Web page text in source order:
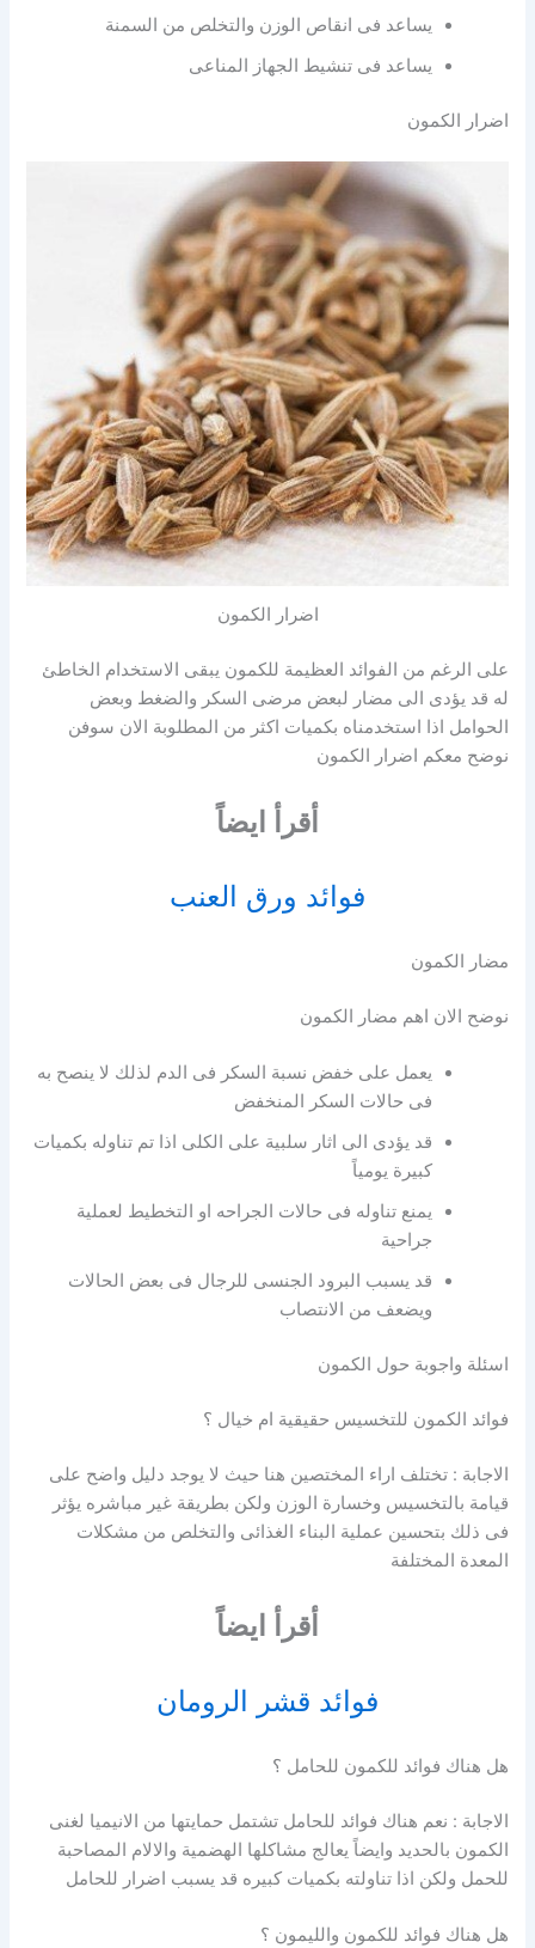
يساعد فى انقاص الوزن والتخلص من السمنة
يساعد فى تنشيط الجهاز المناعى
اضرار الكمون
اضرار الكمون
على الرغم من الفوائد العظيمة للكمون يبقى الاستخدام الخاطئ
له قد يؤدى الى مضار لبعض مرضى السكر والضغط وبعض
الحوامل اذا استخدمناه بكميات اكثر من المطلوبة الان سوفن
نوضح معكم اضرار الكمون
أقرأ ايضاً
فوائد ورق العنب
مضار الكمون
نوضح الان اهم مضار الكمون
يعمل على خفض نسبة السكر فى الدم لذلك لا ينصح به
فى حالات السكر المنخفض
قد يؤدى الى اثار سلبية على الكلى اذا تم تناوله بكميات
كبيرة يومياً
يمنع تناوله فى حالات الجراحه او التخطيط لعملية
جراحية
قد يسبب البرود الجنسى للرجال فى بعض الحالات
ويضعف من الانتصاب
اسئلة واجوبة حول الكمون
فوائد الكمون للتخسيس حقيقية ام خيال ؟
الاجابة : تختلف اراء المختصين هنا حيث لا يوجد دليل واضح على
قيامة بالتخسيس وخسارة الوزن ولكن بطريقة غير مباشره يؤثر
فى ذلك بتحسين عملية البناء الغذائى والتخلص من مشكلات
المعدة المختلفة
أقرأ ايضاً
فوائد قشر الرومان
هل هناك فوائد للكمون للحامل ؟
الاجابة : نعم هناك فوائد للحامل تشتمل حمايتها من الانيميا لغنى
الكمون بالحديد وايضاً يعالج مشاكلها الهضمية والالام المصاحبة
للحمل ولكن اذا تناولته بكميات كبيره قد يسبب اضرار للحامل
هل هناك فوائد للكمون والليمون ؟